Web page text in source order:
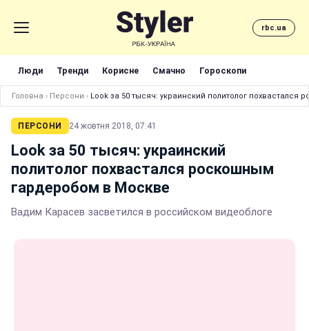
rbc.ua
Люди Тренди Корисне Смачно Гороскопи
Головна › Персони › Look за 50 тысяч: украинский политолог
ПЕРСОНИ 24 жовтня 2018, 07:41
Look за 50 тысяч: украинский
политолог похвастался роскошным
гардеробом в Москве
Вадим Карасев засветился в российском видеоблоге